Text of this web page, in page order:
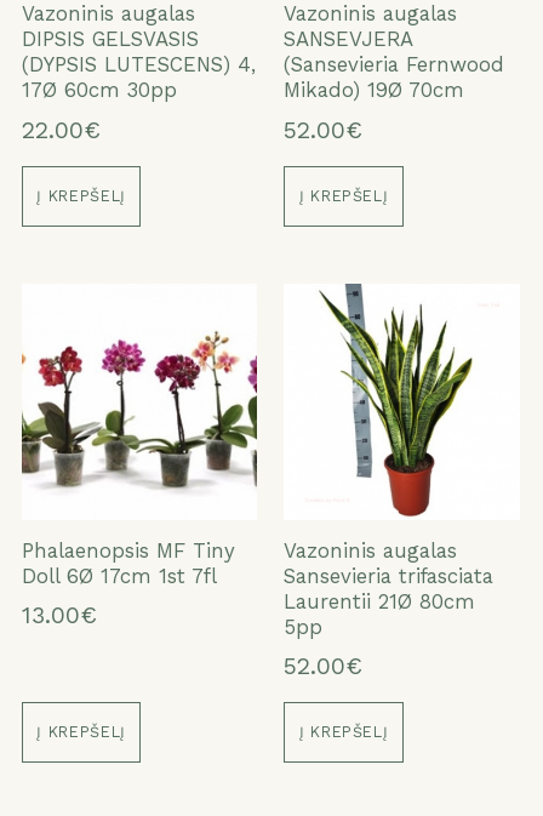
Vazoninis augalas
DIPSIS GELSVASIS
(DYPSIS LUTESCENS) 4,
17Ø 60cm 30pp
22.00€
Į KREPŠELĮ
Vazoninis augalas
SANSEVJERA
(Sansevieria Fernwood
Mikado) 19Ø 70cm
52.00€
Į KREPŠELĮ
Phalaenopsis MF Tiny
Doll 6Ø 17cm 1st 7fl
13.00€
Į KREPŠELĮ
Vazoninis augalas
Sansevieria trifasciata
Laurentii 21Ø 80cm
5pp
52.00€
Į KREPŠELĮ